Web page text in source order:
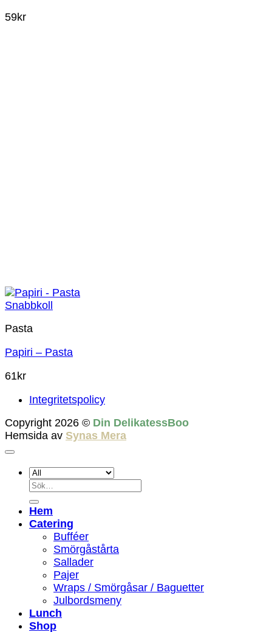
59kr
Snabbkoll
Pasta
Papiri – Pasta
61kr
Integritetspolicy
Copyright 2026 © Din DelikatessBoo
Hemsida av Synas Mera
Sök
efter:
Hem
Catering
Bufféer
Smörgåstårta
Sallader
Pajer
Wraps / Smörgåsar / Baguetter
Julbordsmeny
Lunch
Shop